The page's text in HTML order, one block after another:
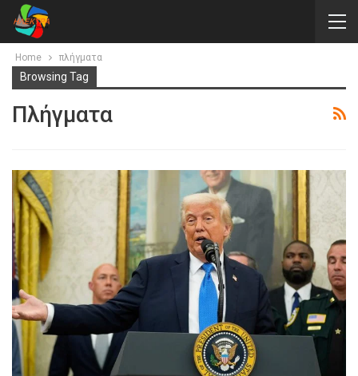
Home πλήγματα
Browsing Tag
Πλήγματα